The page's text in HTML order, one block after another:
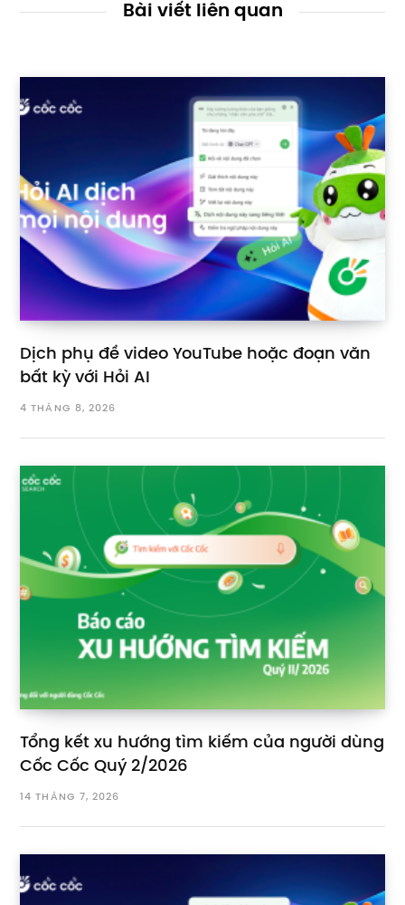
Bài viết liên quan
Dịch phụ đề video YouTube hoặc đoạn văn
bất kỳ với Hỏi AI
4 THÁNG 8, 2026
Tổng kết xu hướng tìm kiếm của người dùng
Cốc Cốc Quý 2/2026
14 THÁNG 7, 2026